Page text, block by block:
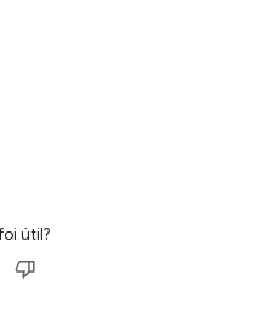
útil?